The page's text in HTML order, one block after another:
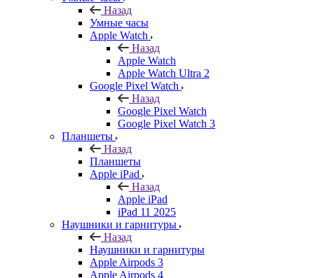
Назад
Умные часы
Apple Watch
Назад
Apple Watch
Apple Watch Ultra 2
Google Pixel Watch
Назад
Google Pixel Watch
Google Pixel Watch 3
Планшеты
Назад
Планшеты
Apple iPad
Назад
Apple iPad
iPad 11 2025
Наушники и гарнитуры
Назад
Наушники и гарнитуры
Apple Airpods 3
Apple Airpods 4